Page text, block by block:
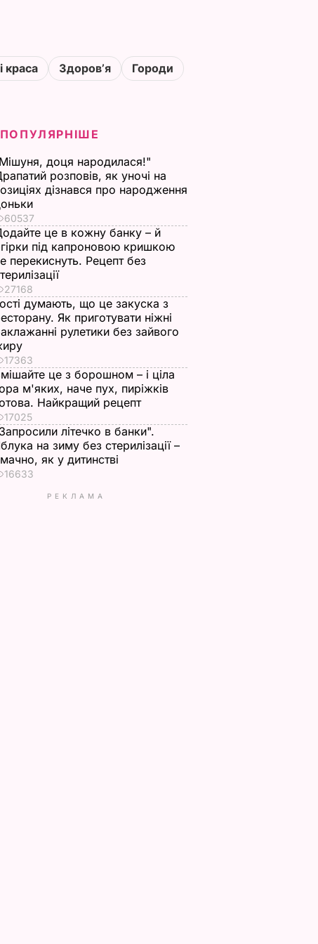
краса Здоровʼя Городи
доця народилася!"
розповів, як уночі на
дізнався про народження
60537
це в кожну банку – й
під капроновою кришкою
перекиснуть. Рецепт без
27168
думають, що це закуска з
Як приготувати ніжні
рулетики без зайвого
17363
це з борошном – і ціла
м'яких, наче пух, пиріжків
Найкращий рецепт
17025
літечко в банки".
на зиму без стерилізації –
як у дитинстві
16633
РЕКЛАМА